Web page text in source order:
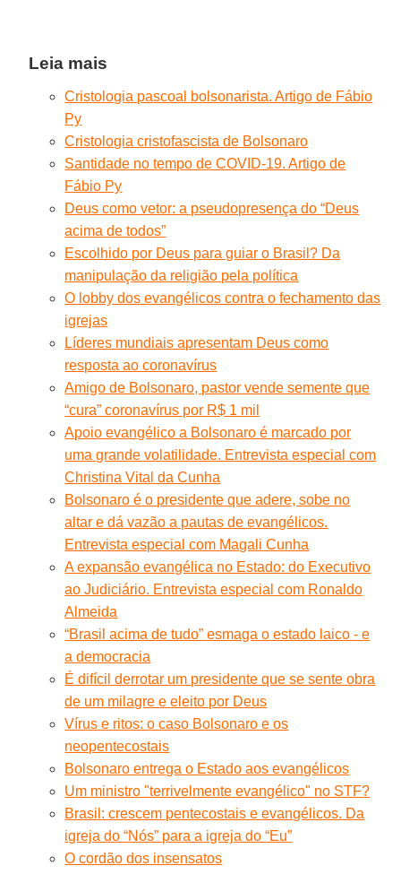
Leia mais
Cristologia pascoal bolsonarista. Artigo de Fábio
Py
Cristologia cristofascista de Bolsonaro
Santidade no tempo de COVID-19. Artigo de
Fábio Py
Deus como vetor: a pseudopresença do “Deus
acima de todos”
Escolhido por Deus para guiar o Brasil? Da
manipulação da religião pela política
O lobby dos evangélicos contra o fechamento das
igrejas
Líderes mundiais apresentam Deus como
resposta ao coronavírus
Amigo de Bolsonaro, pastor vende semente que
“cura” coronavírus por R$ 1 mil
Apoio evangélico a Bolsonaro é marcado por
uma grande volatilidade. Entrevista especial com
Christina Vital da Cunha
Bolsonaro é o presidente que adere, sobe no
altar e dá vazão a pautas de evangélicos.
Entrevista especial com Magali Cunha
A expansão evangélica no Estado: do Executivo
ao Judiciário. Entrevista especial com Ronaldo
Almeida
“Brasil acima de tudo” esmaga o estado laico - e
a democracia
É difícil derrotar um presidente que se sente obra
de um milagre e eleito por Deus
Vírus e ritos: o caso Bolsonaro e os
neopentecostais
Bolsonaro entrega o Estado aos evangélicos
Um ministro "terrivelmente evangélico" no STF?
Brasil: crescem pentecostais e evangélicos. Da
igreja do “Nós” para a igreja do “Eu”
O cordão dos insensatos